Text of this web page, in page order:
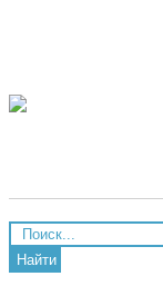
Найти